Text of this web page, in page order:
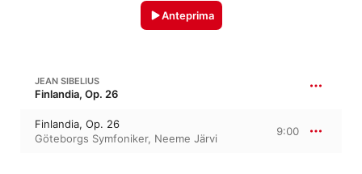
Anteprima
JEAN SIBELIUS
Finlandia, Op. 26
Finlandia, Op. 26
Göteborgs Symfoniker, Neeme Järvi
9:00